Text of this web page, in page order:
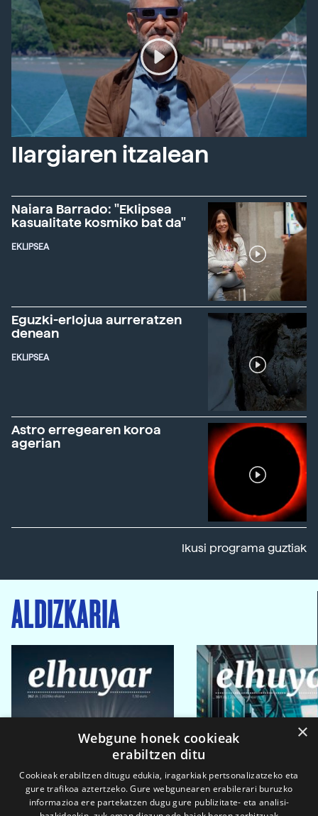
Ilargiaren itzalean
Naiara Barrado: "Eklipsea
kasualitate kosmiko bat da"
EKLIPSEA
Eguzki-erlojua aurreratzen
denean
EKLIPSEA
Astro erregearen koroa
agerian
Ikusi programa guztiak
ALDIZKARIA
×
Webgune honek cookieak
erabiltzen ditu
Cookieak erabiltzen ditugu edukia, iragarkiak pertsonalizatzeko eta
gure trafikoa aztertzeko. Gure webgunearen erabilerari buruzko
informazioa ere partekatzen dugu gure publizitate- eta analisi-